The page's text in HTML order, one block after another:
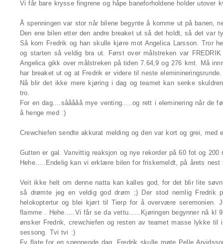
Vi får bare krysse fingrene og håpe baneforholdene holder utover
Å spenningen var stor når bilene begynte å komme ut på banen,
Den ene bilen etter den andre breaket ut så det holdt, så det var
Så kom Fredrik og han skulle kjøre mot Angelica Larsson. Tror
og starten så veldig bra ut. Først over målstreken var
Angelica gikk over målstreken på tiden 7.64,9 og 276 kmt. Må
har breaket ut og at Fredrik er videre til neste eleminineringsrunde.
Nå blir det ikke mere kjøring i dag og teamet kan senke
tro.
For en dag....sååååå mye venting.....og rett i eleminering når de
å henge med :)
Crewchiefen sendte akkurat melding og den var kort og grei,
Gutten er gal. Vanvittig reaksjon og nye rekorder på 60 fot og
Hehe.....Endelig kan vi erklære bilen for friskemeldt, på årets
Veit ikke helt om denne natta kan kalles god, for det blir lite
så drømte jeg en veldig god drøm ;) Der stod nemlig Fredrik
helokoptertur og blei kjørt til Tierp for å overvære
flamme . Hehe.....Vi får se da vettu......Kjøringen begynner nå
ønsker Fredrik, crewchiefen og resten av teamet masse lykke
sessong. Tvi tvi :)
Fy flate for en spennende dag. Fredrik skulle møte Pelle